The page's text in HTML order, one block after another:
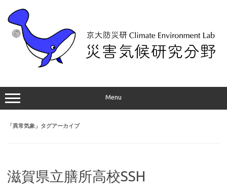
Menu
「異常気象 」タグアーカイブ
滋賀県立膳所高校SSH